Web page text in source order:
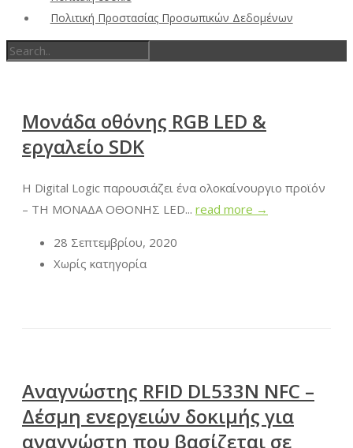
Πολιτική Προστασίας Προσωπικών Δεδομένων
Μονάδα οθόνης RGB LED &
εργαλείο SDK
Η Digital Logic παρουσιάζει ένα ολοκαίνουργιο προϊόν
– ΤΗ ΜΟΝΑΔΑ ΟΘΟΝΗΣ LED... read more →
28 Σεπτεμβρίου, 2020
Χωρίς κατηγορία
Αναγνώστης RFID DL533N NFC –
Δέσμη ενεργειών δοκιμής για
αναγνώστη που βασίζεται σε